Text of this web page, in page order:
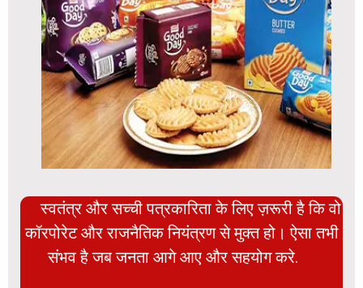
स्वतंत्र और सच्ची पत्रकारिता के लिए ज़रूरी है कि वो
कॉरपोरेट और राजनैतिक नियंत्रण से मुक्त हो। ऐसा तभी
संभव है जब जनता आगे आए और सहयोग करे.